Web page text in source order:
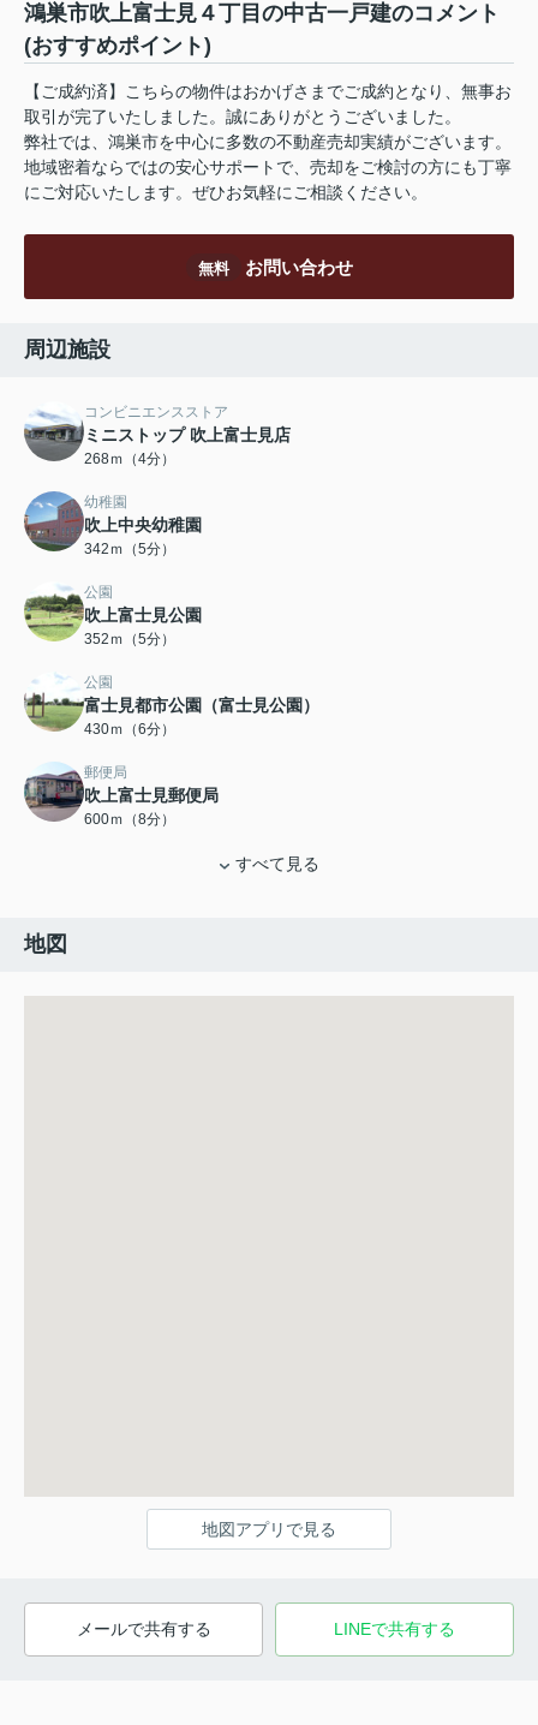
鴻巣市吹上富士見４丁目の中古一戸建のコメント
(おすすめポイント)
【ご成約済】こちらの物件はおかげさまでご成約となり、無事お
取引が完了いたしました。誠にありがとうございました。
弊社では、鴻巣市を中心に多数の不動産売却実績がございます。
地域密着ならではの安心サポートで、売却をご検討の方にも丁寧
にご対応いたします。ぜひお気軽にご相談ください。
無料 お問い合わせ
周辺施設
コンビニエンスストア
ミニストップ 吹上富士見店
268ｍ（4分）
幼稚園
吹上中央幼稚園
342ｍ（5分）
公園
吹上富士見公園
352ｍ（5分）
公園
富士見都市公園（富士見公園）
430ｍ（6分）
郵便局
吹上富士見郵便局
600ｍ（8分）
すべて見る
地図
地図アプリで見る
メールで共有する LINEで共有する